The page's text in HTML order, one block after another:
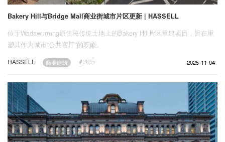
Bakery Hill与Bridge Mall商业街城市片区更新 | HASSELL
位于Wadawurrung原住民传统土地上的Bakery Hill片区重建项目，旨在重
塑其作为城市“公共客厅”的职能。
HASSELL 商业建筑 2835 2025-11-04